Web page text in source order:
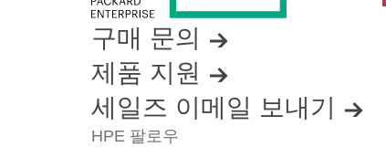
구매 문의
제품 지원
세일즈 이메일 보내기
HPE 팔로우